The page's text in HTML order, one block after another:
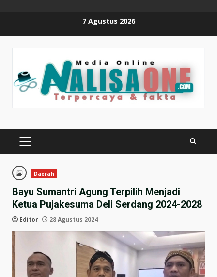
7 Agustus 2026
PRIMARY
Daerah
Bayu Sumantri Agung Terpilih Menjadi
Ketua Pujakesuma Deli Serdang 2024-2028
Editor 28 Agustus 2024